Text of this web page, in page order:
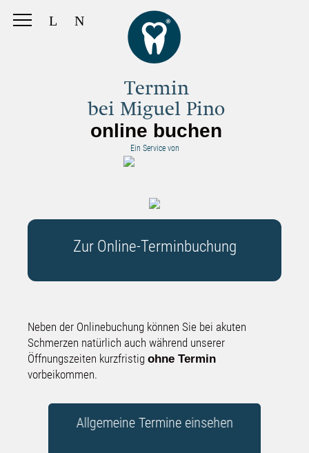
Termin
bei Miguel Pino
online buchen
Ein Service von
Zur Online-Terminbuchung
Neben der Onlinebuchung können Sie bei akuten
Schmerzen natürlich auch während unserer
Öffnungszeiten kurzfristig ohne Termin
vorbeikommen.
Allgemeine Termine einsehen